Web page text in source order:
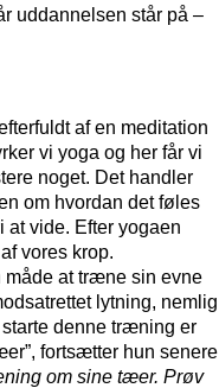
uddannelsen står på –
af en meditation
vi yoga og her får vi
noget. Det handler
om hvordan det føles
at vide. Efter yogaen
vores krop.
måde at træne sin evne
lytning, nemlig
denne træning er
fortsætter hun senere
om sine tæer. Prøv